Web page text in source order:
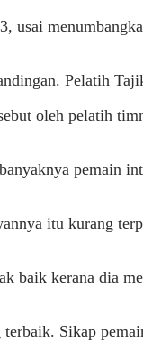
usai
Pelatih
oleh pelatih
pemain
itu kurang
baik kerana dia
Sikap